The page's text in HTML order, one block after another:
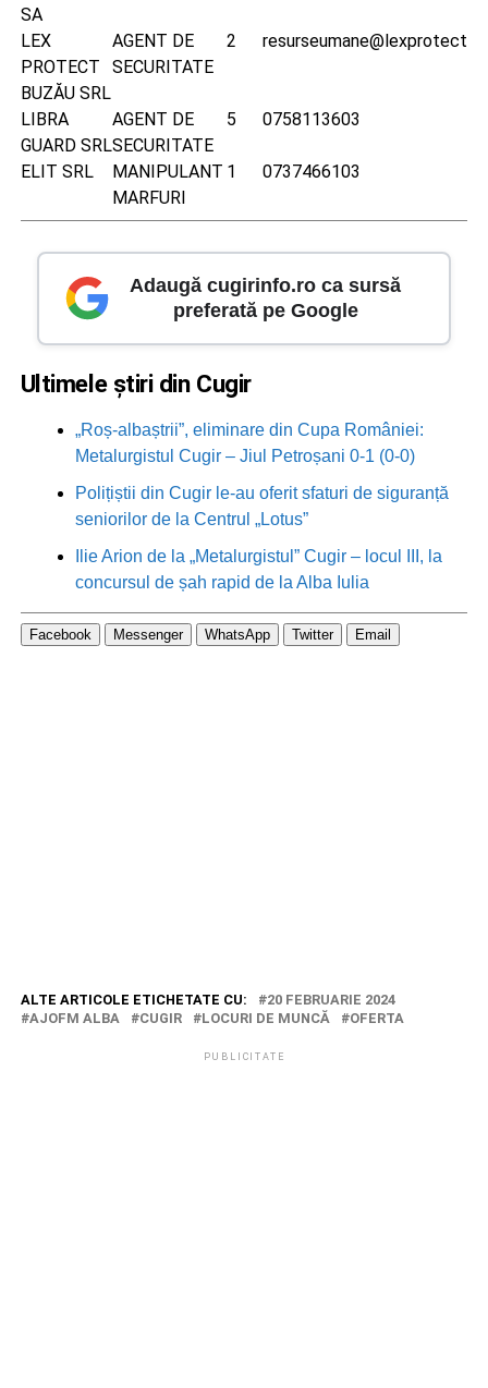
SA
LEX
PROTECT
BUZĂU SRL
AGENT DE
SECURITATE
2 resurseumane@lexprotect.ro
LIBRA
GUARD SRL
AGENT DE
SECURITATE
5 0758113603
ELIT SRL
MANIPULANT
MARFURI
1 0737466103
Adaugă cugirinfo.ro ca sursă
preferată pe Google
Ultimele știri din Cugir
„Roș-albaștrii”, eliminare din Cupa României:
Metalurgistul Cugir – Jiul Petroșani 0-1 (0-0)
Polițiștii din Cugir le-au oferit sfaturi de siguranță
seniorilor de la Centrul „Lotus”
Ilie Arion de la „Metalurgistul” Cugir – locul III, la
concursul de șah rapid de la Alba Iulia
Facebook Messenger WhatsApp Twitter Email
ALTE ARTICOLE ETICHETATE CU:
20 FEBRUARIE 2024
AJOFM ALBA
CUGIR LOCURI DE MUNCĂ OFERTA
PUBLICITATE